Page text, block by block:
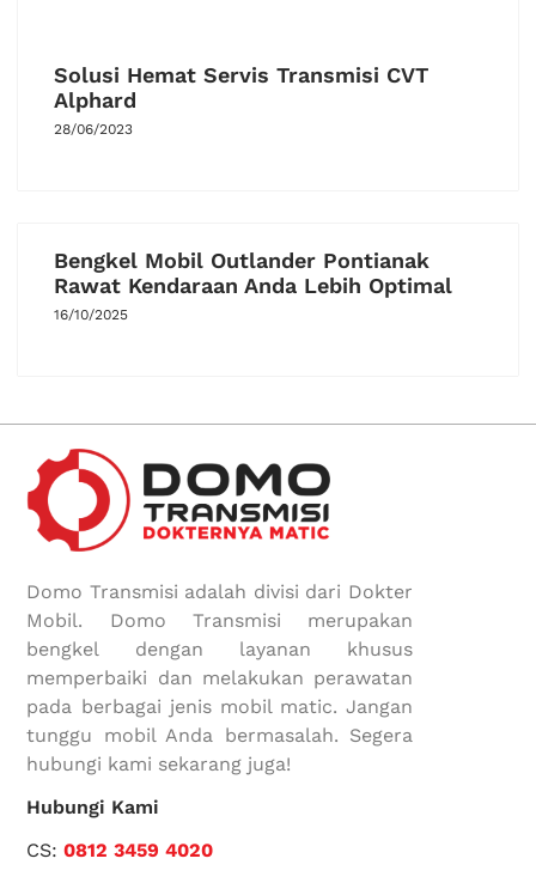
Solusi Hemat Servis Transmisi CVT
Alphard
28/06/2023
Bengkel Mobil Outlander Pontianak
Rawat Kendaraan Anda Lebih Optimal
16/10/2025
Domo Transmisi adalah divisi dari Dokter
Mobil. Domo Transmisi merupakan
bengkel dengan layanan khusus
memperbaiki dan melakukan perawatan
pada berbagai jenis mobil matic. Jangan
tunggu mobil Anda bermasalah. Segera
hubungi kami sekarang juga!
Hubungi Kami
CS:0812 3459 4020